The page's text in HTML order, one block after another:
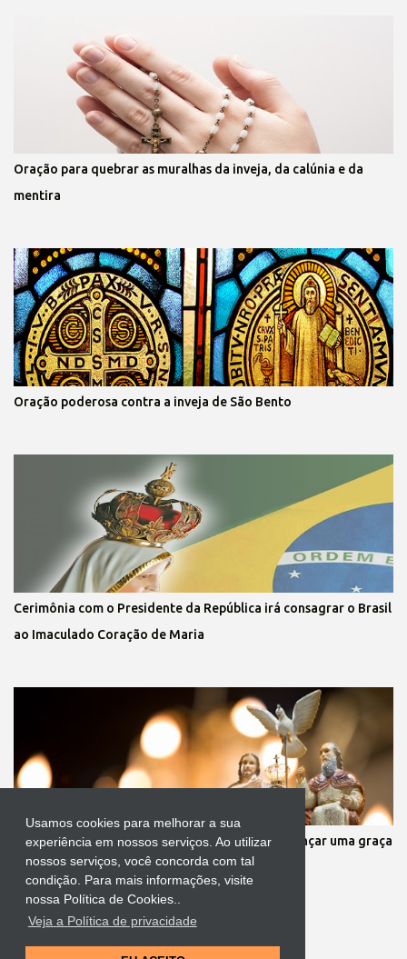
Usamos cookies para melhorar a sua
experiência em nossos serviços. Ao utilizar
nossos serviços, você concorda com tal
condição. Para mais informações, visite
nossa Política de Cookies..
Veja a Política de privacidade
Oração para quebrar as muralhas da inveja, da calúnia e da
mentira
Oração poderosa contra a inveja de São Bento
Cerimônia com o Presidente da República irá consagrar o Brasil
ao Imaculado Coração de Maria
Oração a infalível ao Divino Pai Eterno para alcançar uma graça
Tecnologia do Blogger